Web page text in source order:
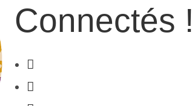
Connectés !